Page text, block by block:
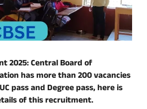
2025: Central Board of
has more than 200 vacancies
pass and Degree pass, here is
of this recruitment.